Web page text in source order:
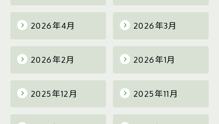
2026年4月 2026年3月
2026年2月 2026年1月
2025年12月 2025年11月